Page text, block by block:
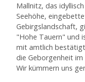
Mallnitz, das
Seehöhe,
Gebirgslandschaft,
"Hohe Tauern" und
mit amtlich
die Geborgenheit im
Wir kümmern uns